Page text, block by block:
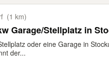
(1 km)
Garage/Stellplatz in
oder eine Garage in
der...